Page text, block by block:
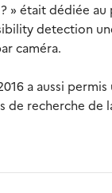
» était dédiée
detection
caméra.
a aussi
de recherche